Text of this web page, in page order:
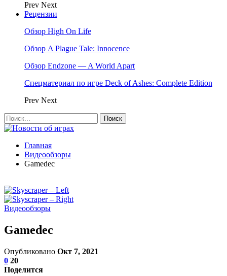
Prev Next
Рецензии
Обзор High On Life
Обзор A Plague Tale: Innocence
Обзор Endzone — A World Apart
Спецматериал по игре Deck of Ashes: Complete Edition
Prev Next
Главная
Видеообзоры
Gamedec
Видеообзоры
Gamedec
Опубликовано Окт 7, 2021
0 20
Поделится